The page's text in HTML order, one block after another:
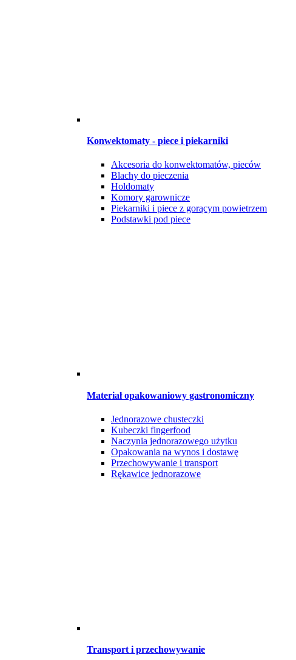
Konwektomaty - piece i piekarniki
Akcesoria do konwektomatów, pieców
Blachy do pieczenia
Holdomaty
Komory garownicze
Piekarniki i piece z gorącym powietrzem
Podstawki pod piece
Materiał opakowaniowy gastronomiczny
Jednorazowe chusteczki
Kubeczki fingerfood
Naczynia jednorazowego użytku
Opakowania na wynos i dostawę
Przechowywanie i transport
Rękawice jednorazowe
Transport i przechowywanie